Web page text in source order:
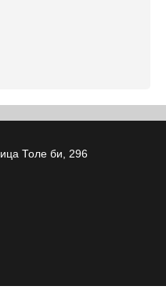
Толе би, 296